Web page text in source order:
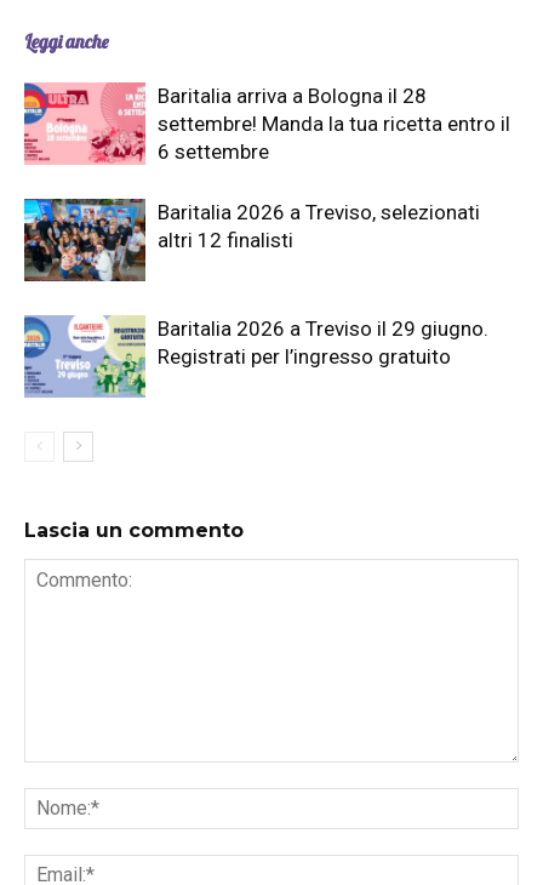
Leggi anche
Baritalia arriva a Bologna il 28
settembre! Manda la tua ricetta entro il
6 settembre
Baritalia 2026 a Treviso, selezionati
altri 12 finalisti
Baritalia 2026 a Treviso il 29 giugno.
Registrati per l’ingresso gratuito
Lascia un commento